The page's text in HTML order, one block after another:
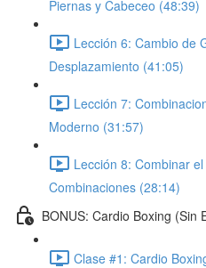
Piernas y Cabeceo (48:39)
Lección 6: Cambio de
Desplazamiento (41:05)
Lección 7:
Moderno (31:57)
Lección 8: Combinar
Combinaciones (28:14)
BONUS: Cardio Boxing (Sin
Clase #1: Cardio